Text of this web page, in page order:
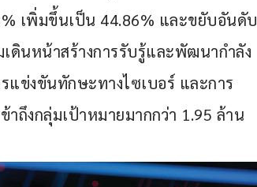
เพิ่มขึ้นเป็น 44.86% และขยับอันดับ
เดินหน้าสร้างการรับรู้และพัฒนากำลัง
แข่งขันทักษะทางไซเบอร์ และการ
ถึงกลุ่มเป้าหมายมากกว่า 1.95 ล้าน